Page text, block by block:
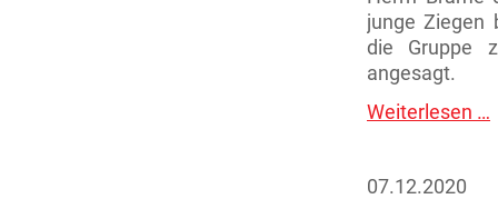
junge Ziegen
die Gruppe
angesagt.
Weiterlesen …
07.12.2020